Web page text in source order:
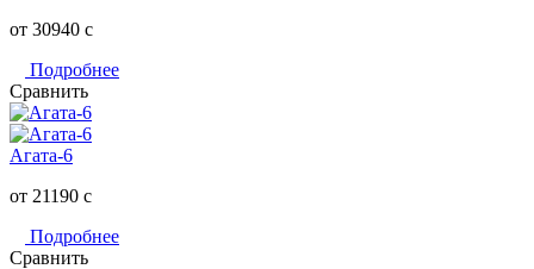
от 30940 c
Подробнее
Сравнить
Агата-6
от 21190 c
Подробнее
Сравнить